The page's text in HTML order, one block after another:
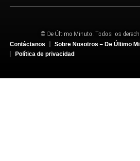
© De Último Minuto. Todos los
Contáctanos
Sobre Nosotros – De Último
Política de privacidad